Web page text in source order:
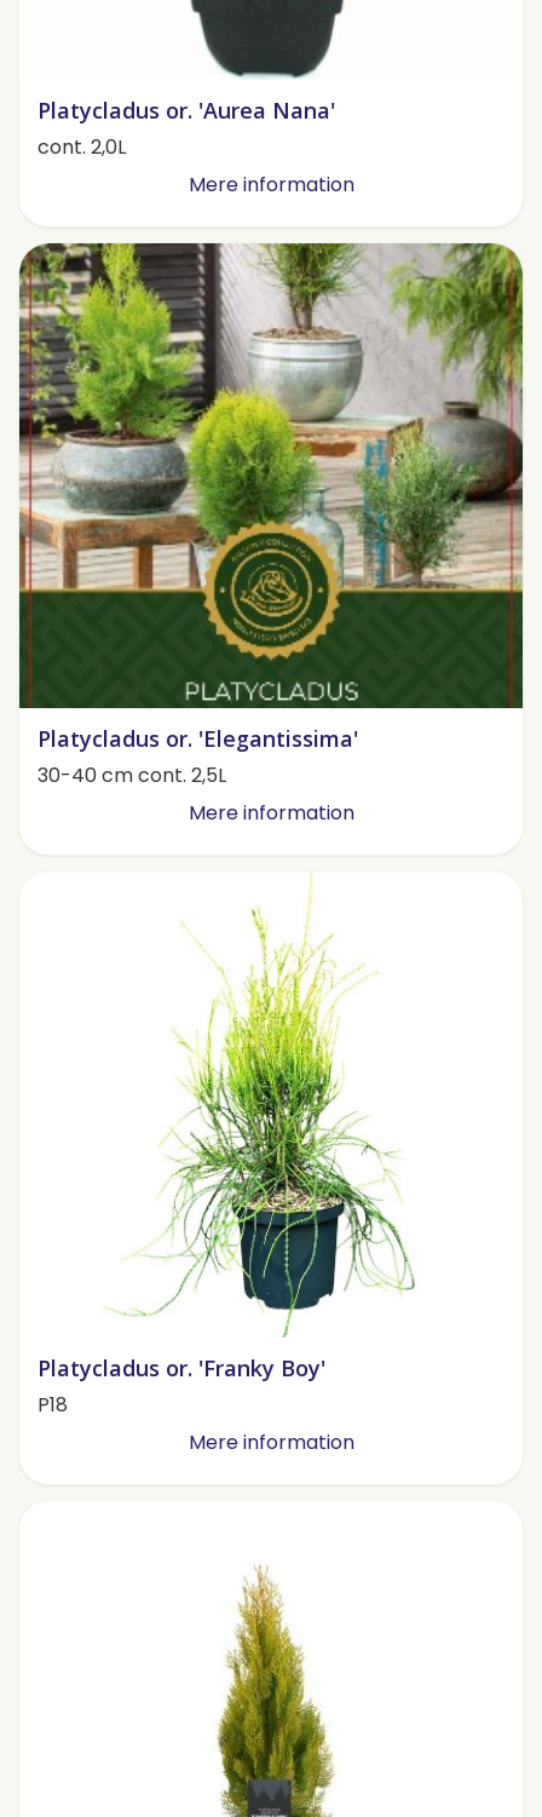
Platycladus or. 'Aurea Nana'
cont. 2,0L
Mere information
Platycladus or. 'Elegantissima'
30-40 cm cont. 2,5L
Mere information
Platycladus or. 'Franky Boy'
P18
Mere information